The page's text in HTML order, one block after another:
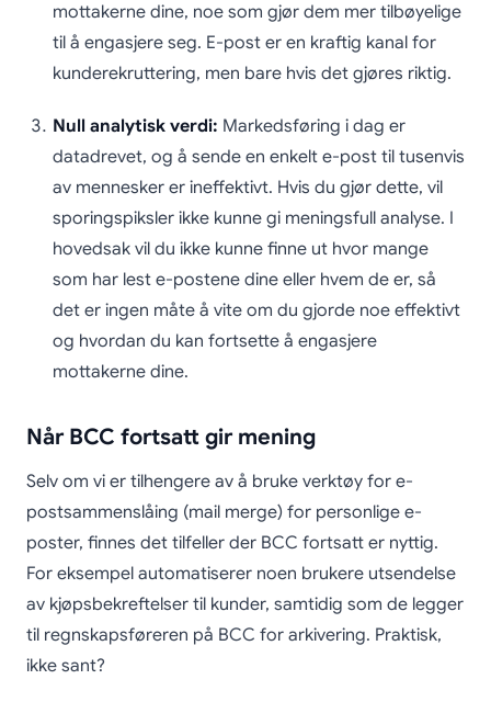
mottakerne dine, noe som gjør dem mer tilbøyelige
til å engasjere seg. E-post er en kraftig kanal for
kunderekruttering, men bare hvis det gjøres riktig.
Null analytisk verdi: Markedsføring i dag er
datadrevet, og å sende en enkelt e-post til tusenvis
av mennesker er ineffektivt. Hvis du gjør dette, vil
sporingspiksler ikke kunne gi meningsfull analyse. I
hovedsak vil du ikke kunne finne ut hvor mange
som har lest e-postene dine eller hvem de er, så
det er ingen måte å vite om du gjorde noe effektivt
og hvordan du kan fortsette å engasjere
mottakerne dine.
Når BCC fortsatt gir mening
Selv om vi er tilhengere av å bruke verktøy for e-
postsammenslåing (mail merge) for personlige e-
poster, finnes det tilfeller der BCC fortsatt er nyttig.
For eksempel automatiserer noen brukere utsendelse
av kjøpsbekreftelser til kunder, samtidig som de legger
til regnskapsføreren på BCC for arkivering. Praktisk,
ikke sant?